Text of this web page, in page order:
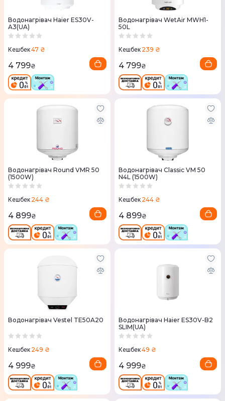
Водонагрівач Haier ES30V-
A3(UA)
Кешбек47 ₴
4 799₴
Водонагрівач WetAir MWH1-
50L
Кешбек 239 ₴
4 799₴
Водонагрівач Round VMR 50
(1500W)
Кешбек 244 ₴
4 899₴
Водонагрівач Classic VM 50
N4L (1500W)
Кешбек 244 ₴
4 899₴
Водонагрівач Vestel TE50A20
Кешбек 249 ₴
4 999₴
Водонагрівач Haier ES30V-B2
SLIM(UA)
Кешбек49 ₴
4 999₴